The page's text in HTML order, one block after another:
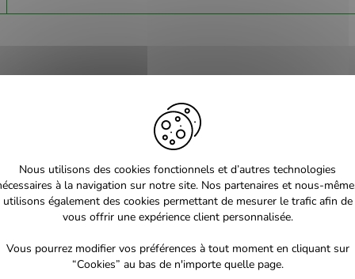
Nous utilisons des cookies fonctionnels et d’autres technologies
à la navigation sur notre site. Nos partenaires et nous-
utilisons également des cookies permettant de mesurer le trafic afin de
vous offrir une expérience client personnalisée.
Vous pourrez modifier vos préférences à tout moment en cliquant sur
“Cookies” au bas de n'importe quelle page.